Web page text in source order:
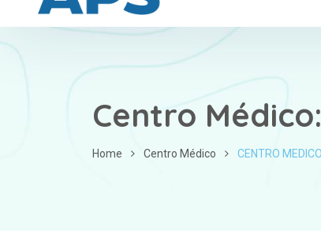
Centro Médico:
Home Centro Médico CENTRO